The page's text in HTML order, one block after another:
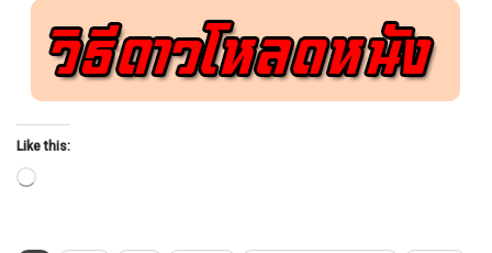
Like this:
Loading…